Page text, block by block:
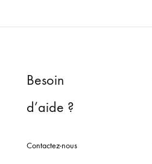
Besoin
d’aide ?
Contactez-nous